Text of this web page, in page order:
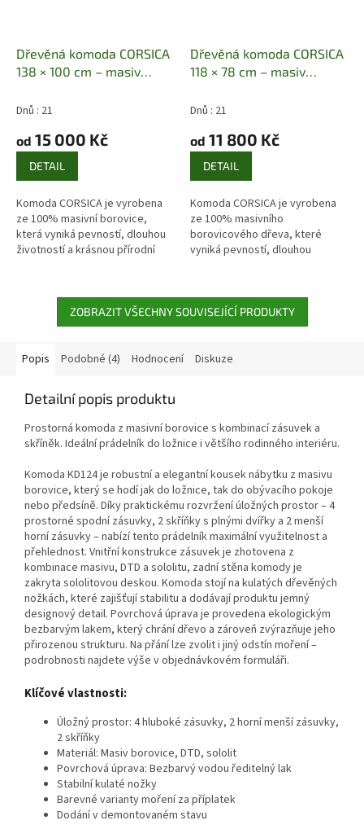
Dřevěná komoda CORSICA
138 × 100 cm – masiv
4 zásuvky + 2 dvířka | 138
Dnů : 21
od 15 000 Kč
DETAIL
Komoda CORSICA je vyrobena
ze 100% masivní borovice,
která vyniká pevností, dlouhou
životností a krásnou přírodní
Dřevěná komoda CORSICA
118 × 78 cm – masiv
3 zásuvky + 2 dvířka | 118 ×
Dnů : 21
od 11 800 Kč
DETAIL
Komoda CORSICA je vyrobena
ze 100% masivního
borovicového dřeva, které
vyniká pevností, dlouhou
kombinaci zásuvek a bočních...
ZOBRAZIT VŠECHNY SOUVISEJÍCÍ PRODUKTY
Popis Podobné (4) Hodnocení Diskuze
Detailní popis produktu
Prostorná komoda z masivní borovice s kombinací zásuvek a
skříněk. Ideální prádelník do ložnice i většího rodinného interiéru.
Komoda KD124 je robustní a elegantní kousek nábytku z masivu
borovice, který se hodí jak do ložnice, tak do obývacího pokoje
nebo předsíně. Díky praktickému rozvržení úložných prostor – 4
prostorné spodní zásuvky, 2 skříňky s plnými dvířky a 2 menší
horní zásuvky – nabízí tento prádelník maximální využitelnost a
přehlednost. Vnitřní konstrukce zásuvek je zhotovena z
kombinace masivu, DTD a sololitu, zadní stěna komody je
zakryta sololitovou deskou. Komoda stojí na kulatých dřevěných
nožkách, které zajišťují stabilitu a dodávají produktu jemný
designový detail. Povrchová úprava je provedena ekologickým
bezbarvým lakem, který chrání dřevo a zároveň zvýrazňuje jeho
přirozenou strukturu. Na přání lze zvolit i jiný odstín moření –
podrobnosti najdete výše v objednávkovém formuláři.
Klíčové vlastnosti:
Úložný prostor: 4 hluboké zásuvky, 2 horní menší zásuvky,
2 skříňky
Materiál: Masiv borovice, DTD, sololit
Povrchová úprava: Bezbarvý vodou ředitelný lak
Stabilní kulaté nožky
Barevné varianty moření za příplatek
Dodání v demontovaném stavu